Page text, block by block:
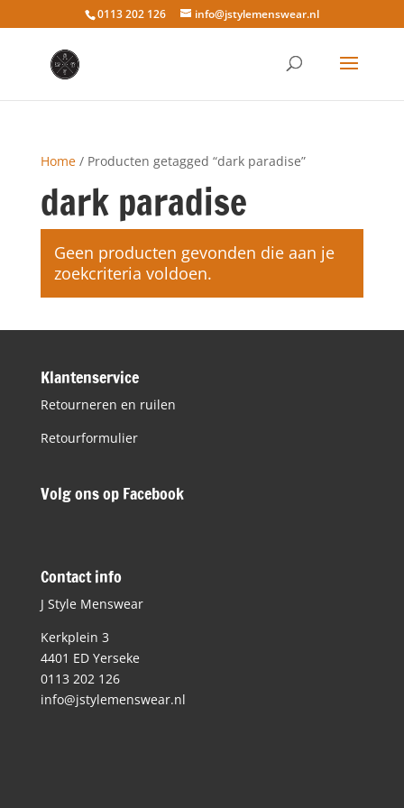
0113 202 126 info@jstylemenswear.nl
Home/ Producten getagged “dark paradise”
dark paradise
Geen producten gevonden die aan je
zoekcriteria voldoen.
Klantenservice
Retourneren en ruilen
Retourformulier
Volg ons op Facebook
Contact info
J Style Menswear
Kerkplein 3
4401 ED Yerseke
0113 202 126
info@jstylemenswear.nl